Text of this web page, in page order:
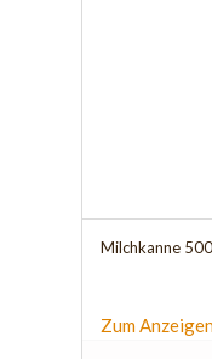
Milchkanne
Zum